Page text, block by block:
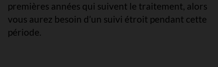
premières années qui suivent le traitement, alors
vous aurez besoin d’un suivi étroit pendant cette
période.